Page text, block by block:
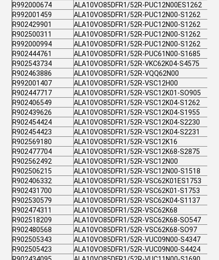
R992000674
ALA10VO85DFR1/52R-PUC12N00ES1262
R992001459
ALA10VO85DFR1/52R-PUC12N00-S1262
R902429901
ALA10VO85DFR1/52R-PUC12N00-S1262
R902500311
ALA10VO85DFR1/52R-PUC12N00-S1262
R992000994
ALA10VO85DFR1/52R-PUC12N00-S1262
R902444761
ALA10VO85DFR1/52R-PUC61N00-S1685
R902543734
ALA10VO85DFR1/52R-VKC62K04-S4575
R902463886
ALA10VO85DFR1/52R-VQQ62N00
R992001407
ALA10VO85DFR1/52R-VSC12H00
R902447717
ALA10VO85DFR1/52R-VSC12K01-SO905
R902406549
ALA10VO85DFR1/52R-VSC12K04-S1262
R902439626
ALA10VO85DFR1/52R-VSC12K04-S1955
R902454424
ALA10VO85DFR1/52R-VSC12K04-S2230
R902454423
ALA10VO85DFR1/52R-VSC12K04-S2231
R902569180
ALA10VO85DFR1/52R-VSC12K16
R902477704
ALA10VO85DFR1/52R-VSC12K68-S2875
R902562492
ALA10VO85DFR1/52R-VSC12N00
R902506215
ALA10VO85DFR1/52R-VSC12N00-S1518
R902406332
ALA10VO85DFR1/52R-VSC62K01ES1753
R902431700
ALA10VO85DFR1/52R-VSC62K01-S1753
R902530579
ALA10VO85DFR1/52R-VSC62K04-S1137
R902474311
ALA10VO85DFR1/52R-VSC62K68
R902518209
ALA10VO85DFR1/52R-VSC62K68-SO547
R902480568
ALA10VO85DFR1/52R-VSC62K68-SO97
R902505343
ALA10VO85DFR1/52R-VUC09N00-S4347
R902505423
ALA10VO85DFR1/52R-VUC09N00-S4424